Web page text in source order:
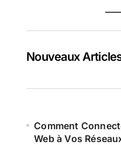
Nouveaux
Comment
Web à Vos